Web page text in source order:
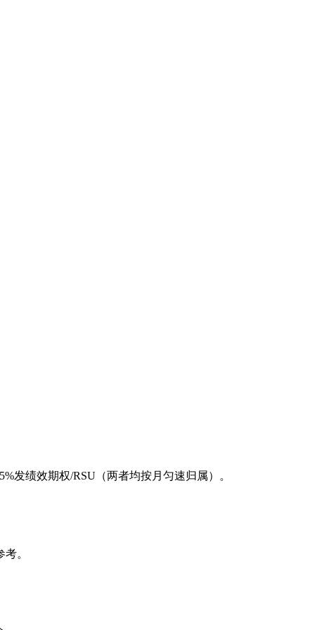
发绩效期权/RSU（两者均按月匀速归属）。
。